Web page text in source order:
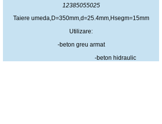
12385055025
Taiere umeda,D=350mm,d=25.4mm,Hsegm=15mm
Utilizare:
-beton greu armat
-beton hidraulic